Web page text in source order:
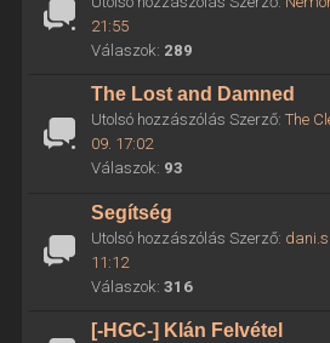
21:55
Válaszok: 289
The Lost and Damned
Utolsó hozzászólás Szerző: The
09. 17:02
Válaszok: 93
Segítség
Utolsó hozzászólás Szerző:
11:12
Válaszok: 316
[-HGC-] Klán Felvétel